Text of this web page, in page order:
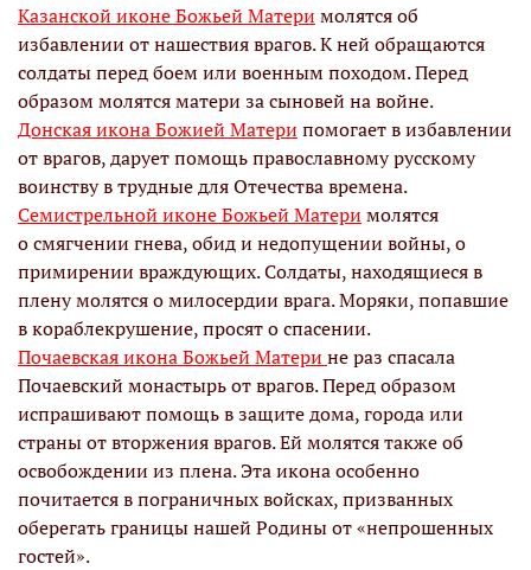
Казанской иконе Божьей Матери молятся об
избавлении от нашествия врагов. К ней обращаются
солдаты перед боем или военным походом. Перед
образом молятся матери за сыновей на войне.
Донская икона Божией Матери помогает в избавлении
от врагов, дарует помощь православному русскому
воинству в трудные для Отечества времена.
Семистрельной иконе Божьей Матери молятся
о смягчении гнева, обид и недопущении войны, о
примирении враждующих. Солдаты, находящиеся в
плену молятся о милосердии врага. Моряки, попавшие
в кораблекрушение, просят о спасении.
Почаевская икона Божьей Матери не раз спасала
Почаевский монастырь от врагов. Перед образом
испрашивают помощь в защите дома, города или
страны от вторжения врагов. Ей молятся также об
освобождении из плена. Эта икона особенно
почитается в пограничных войсках, призванных
оберегать границы нашей Родины от «непрошенных
гостей».